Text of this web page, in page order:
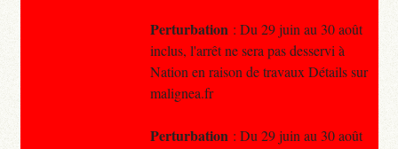
Perturbation : Du 29 juin au 30 août
inclus, l'arrêt ne sera pas desservi à
Nation en raison de travaux Détails sur
malignea.fr
Perturbation : Du 29 juin au 30 août